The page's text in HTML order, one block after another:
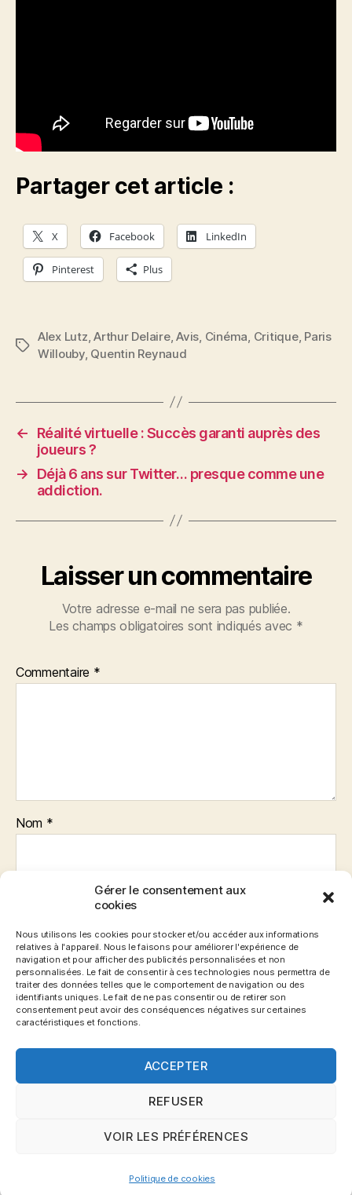
Gérer le consentement aux
cookies
Nous utilisons les cookies pour stocker et/ou accéder aux informations
relatives à l'appareil. Nous le faisons pour améliorer l'expérience de
navigation et pour afficher des publicités personnalisées et non
personnalisées. Le fait de consentir à ces technologies nous permettra de
traiter des données telles que le comportement de navigation ou des
identifiants uniques. Le fait de ne pas consentir ou de retirer son
consentement peut avoir des conséquences négatives sur certaines
caractéristiques et fonctions.
ACCEPTER
REFUSER
VOIR LES PRÉFÉRENCES
Politique de cookies
Partager cet article :
X Facebook LinkedIn
Pinterest Plus
Étiquettes
Alex Lutz ,Arthur Delaire,Avis Cinéma Critique, Paris
Willouby, Quentin Reynaud
←
Réalité virtuelle : Succès garanti auprès des
joueurs ?
→
Déjà 6 ans sur Twitter… presque comme une
addiction.
Laisser un commentaire
Votre adresse e-mail ne sera pas publiée.
Les champs obligatoires sont indiqués avec *
Commentaire *
Nom *
Site web